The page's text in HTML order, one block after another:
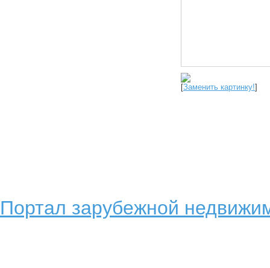
[Заменить картинку!]
Портал зарубежной